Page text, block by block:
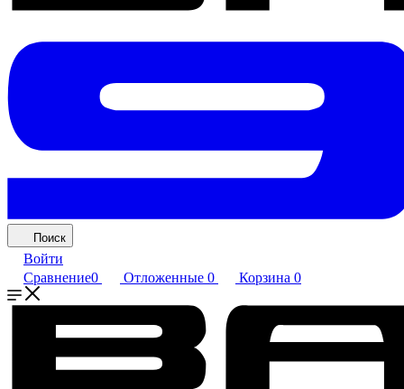
Поиск
Войти
Сравнение0 Отложенные 0 Корзина 0